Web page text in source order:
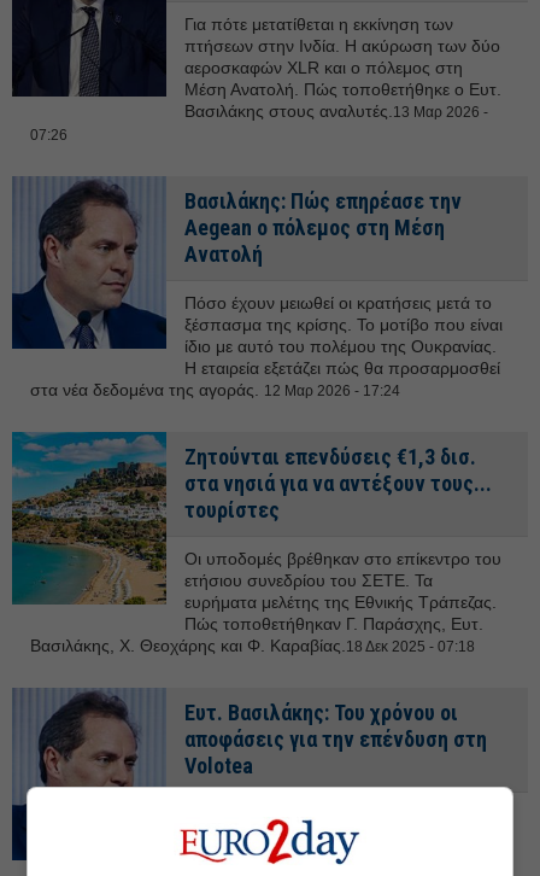
Για πότε μετατίθεται η εκκίνηση των
πτήσεων στην Ινδία. Η ακύρωση των δύο
αεροσκαφών XLR και ο πόλεμος στη
Μέση Ανατολή. Πώς τοποθετήθηκε ο Ευτ.
Βασιλάκης στους αναλυτές. 13 Μαρ 2026 -
07:26
Βασιλάκης: Πώς επηρέασε την
Aegean o πόλεμος στη Μέση
Ανατολή
Πόσο έχουν μειωθεί οι κρατήσεις μετά το
ξέσπασμα της κρίσης. Το μοτίβο που είναι
ίδιο με αυτό του πολέμου της Ουκρανίας.
Η εταιρεία εξετάζει πώς θα προσαρμοσθεί
στα νέα δεδομένα της αγοράς.
12 Μαρ 2026 - 17:24
Ζητούνται επενδύσεις €1,3 δισ.
στα νησιά για να αντέξουν τους...
τουρίστες
Οι υποδομές βρέθηκαν στο επίκεντρο του
ετήσιου συνεδρίου του ΣΕΤΕ. Τα
ευρήματα μελέτης της Εθνικής Τράπεζας.
Πώς τοποθετήθηκαν Γ. Παράσχης, Ευτ.
Βασιλάκης, Χ. Θεοχάρης και Φ. Καραβίας. 18 Δεκ 2025 - 07:18
Ευτ. Βασιλάκης: Του χρόνου οι
αποφάσεις για την επένδυση στη
Volotea
Τα σχέδια της αεροπορικής εταιρείας για το
β’ εξάμηνο και για το 2026, οι τάσεις που
επικρατούν στην αγορά και οι προκλήσεις